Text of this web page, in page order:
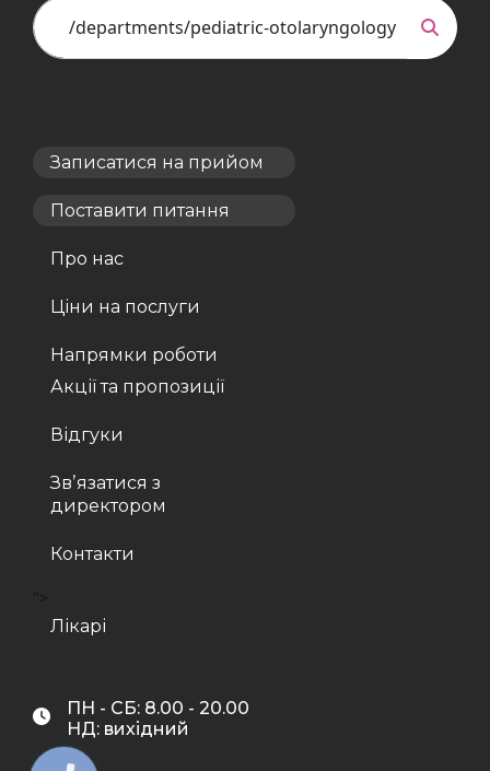
Записатися на прийом
Поставити питання
Про нас
Ціни на послуги
Напрямки роботи
Акції та пропозиції
Відгуки
Звʼязатися з
директором
Контакти
Лікарі
ПН - СБ: 8.00 - 20.00
НД: вихідний